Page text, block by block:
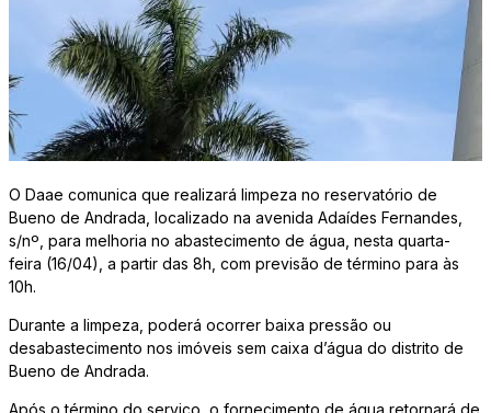
O Daae comunica que realizará limpeza no reservatório de
Bueno de Andrada, localizado na avenida Adaídes Fernandes,
s/nº, para melhoria no abastecimento de água, nesta quarta-
feira (16/04), a partir das 8h, com previsão de término para às
10h.
Durante a limpeza, poderá ocorrer baixa pressão ou
desabastecimento nos imóveis sem caixa d’água do distrito de
Bueno de Andrada.